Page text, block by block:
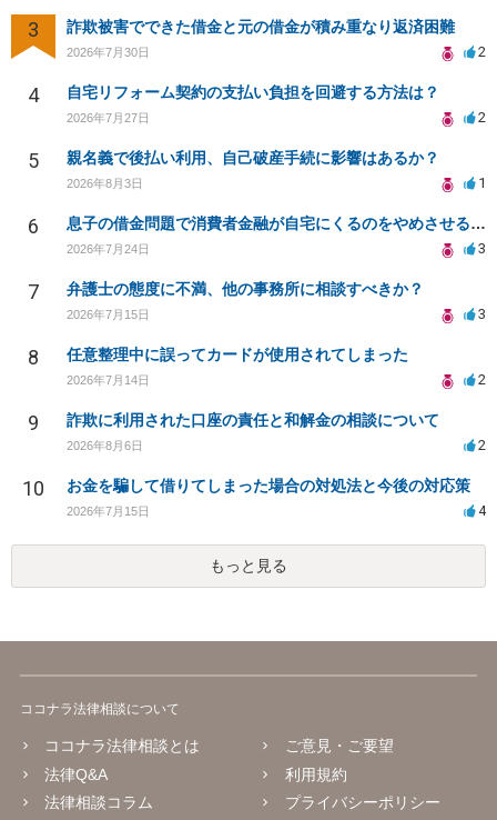
3 詐欺被害でできた借金と元の借金が積み重なり返済困難
2026年7月30日 2
4 自宅リフォーム契約の支払い負担を回避する方法は？
2026年7月27日 2
5 親名義で後払い利用、自己破産手続に影響はあるか？
2026年8月3日 1
6 息子の借金問題で消費者金融が自宅にくるのをやめさせる方法はないですか？
2026年7月24日 3
7 弁護士の態度に不満、他の事務所に相談すべきか？
2026年7月15日 3
8 任意整理中に誤ってカードが使用されてしまった
2026年7月14日 2
9 詐欺に利用された口座の責任と和解金の相談について
2026年8月6日 2
10 お金を騙して借りてしまった場合の対処法と今後の対応策
2026年7月15日 4
もっと見る
ココナラ法律相談について
ココナラ法律相談とは
法律Q&A
法律相談コラム
ご意見・ご要望
利用規約
プライバシーポリシー